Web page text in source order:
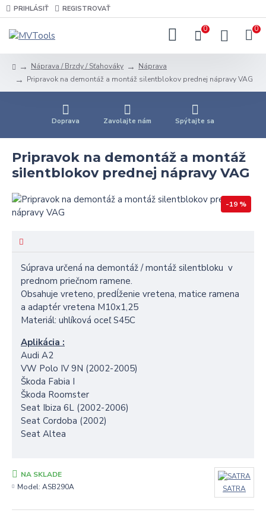
PRIHLÁSIŤ REGISTROVAŤ
0 0
Náprava / Brzdy / Sťahováky
Náprava
Pripravok na demontáž a montáž silentblokov prednej nápravy VAG
Doprava Zavolajte nám Spýtajte sa
Pripravok na demontáž a montáž
silentblokov prednej nápravy VAG
-19 %
Súprava určená na demontáž / montáž silentbloku v
prednom priečnom ramene.
Obsahuje vreteno, predĺženie vretena, matice ramena
a adaptér vretena M10x1,25
Materiál: uhlíková oceľ S45C
Aplikácia :
Audi A2
VW Polo IV 9N (2002-2005)
Škoda Fabia I
Škoda Roomster
Seat Ibiza 6L (2002-2006)
Seat Cordoba (2002)
Seat Altea
NA SKLADE
Model: ASB290A SATRA